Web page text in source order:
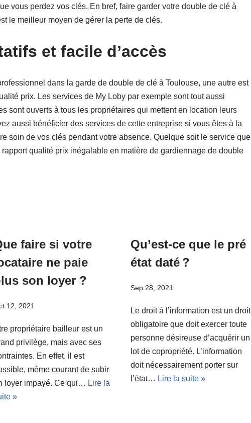
vous perdez vos clés. En bref, faire garder votre double de clé à
le meilleur moyen de gérer la perte de clés.
et facile d’accès
dans la garde de double de clé à Toulouse, une autre est
prix. Les services de My Loby par exemple sont tout aussi
sont ouverts à tous les propriétaires qui mettent en location leurs
aussi bénéficier des services de cette entreprise si vous êtes à la
soin de vos clés pendant votre absence. Quelque soit le service que
qualité prix inégalable en matière de gardiennage de double
faire si votre
ne paie
son loyer ?
12, 2021
propriétaire bailleur est un
privilège, mais avec ses
En effet, il est
même courant de subir
loyer impayé. Ce qui… Lire la
»
Qu’est-ce que le pré
état daté ?
Sep 28, 2021
Le droit à l’information est un droit
obligatoire que doit exercer toute
personne désireuse d’acquérir un
lot de copropriété. L’information
doit nécessairement porter sur
l’état… Lire la suite »